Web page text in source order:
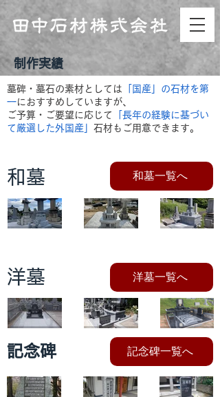
制作実績
墓碑・墓石の素材としては 「国産」の石材を第
一におすすめしていますが、
ご予算・ご要望に応じて
「長年の経験に基づい
て厳選した外国産」 石材もご用意できます。
和墓 和墓一覧へ
【徳山
みか
【中国
産】小
倉南区
【中国
産】若
松区
洋墓 洋墓一覧へ
【イン
ド産/中
国産】
小倉南
【アフ
リカ産/
中国
産】八
【イン
ド産】
戸畑区
記念碑 記念碑一覧へ
飛幡八
真光寺
極楽寺